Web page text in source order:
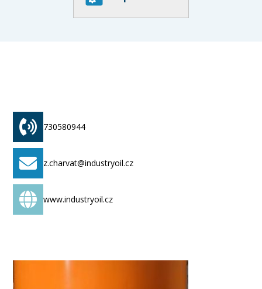
730580944
z.charvat@industryoil.cz
www.industryoil.cz